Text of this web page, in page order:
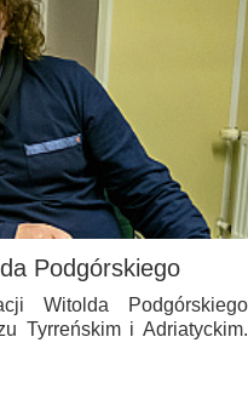
Podgórskiego
Witolda Podgórskiego
Tyrreńskim i Adriatyckim.